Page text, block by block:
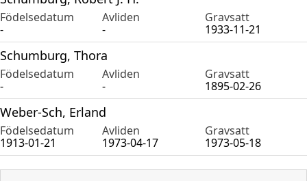
Födelsedatum Avliden
Gravsatt
-
- 1933-11-21
Schumburg, Thora
Födelsedatum Avliden
Gravsatt
-
- 1895-02-26
Weber-Sch, Erland
Födelsedatum Avliden
Gravsatt
1913-01-21
1973-04-17 1973-05-18